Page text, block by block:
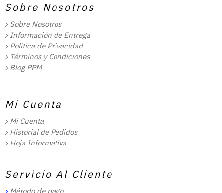
Sobre Nosotros
Sobre Nosotros
Información de Entrega
Política de Privacidad
Términos y Condiciones
Blog PPM
Mi Cuenta
Mi Cuenta
Historial de Pedidos
Hoja Informativa
Servicio Al Cliente
Método de pago